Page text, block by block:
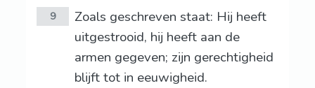
9
Zoals geschreven staat: Hij heeft
uitgestrooid, hij heeft aan de
armen gegeven; zijn gerechtigheid
blijft tot in eeuwigheid.